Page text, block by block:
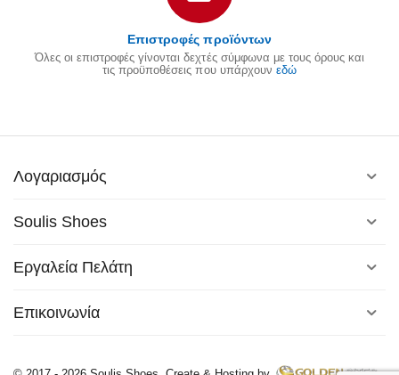
Επιστροφές προϊόντων
Όλες οι επιστροφές γίνονται δεχτές σύμφωνα με τους όρους και
τις προϋποθέσεις που υπάρχουν εδώ
Λογαριασμός
Soulis Shoes
Εργαλεία Πελάτη
Επικοινωνία